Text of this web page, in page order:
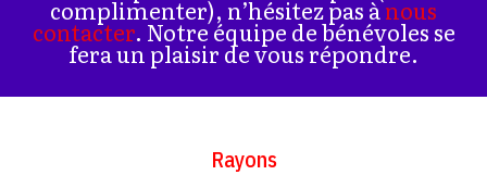
complimenter), n’hésitez pas ànous
contacter. Notre équipe de bénévoles se
fera un plaisir de vous répondre.
Rayons